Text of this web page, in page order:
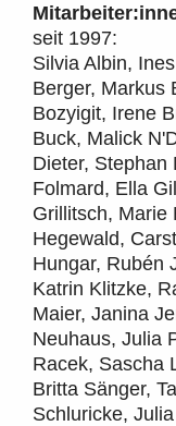
seit 1997:
Silvia Albin,
Berger, Markus
Bozyigit, Irene
Buck, Malick
Dieter, Stephan
Folmard, Ella
Grillitsch, Marie
Hegewald,
Hungar, Rubén
Katrin Klitzke,
Maier, Janina
Neuhaus, Julia
Racek, Sascha
Britta Sänger,
Schluricke,